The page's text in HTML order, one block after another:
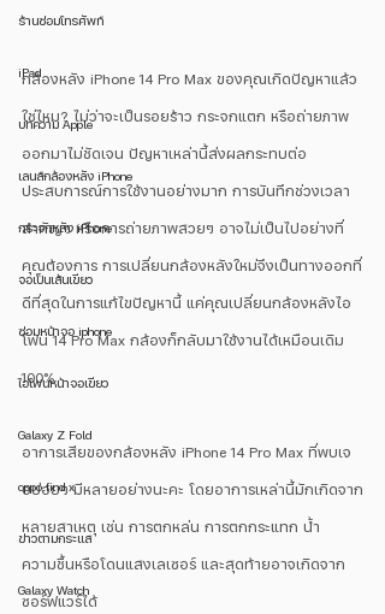
ร้านซ่อมโทรศัพท์
iPad
บทความ Apple
เลนส์กล้องหลัง iPhone
กระจกหลัง iPhone
จอเป็นเส้นเขียว
ซ่อมหน้าจอ iphone
ไอโฟนหน้าจอเขียว
Galaxy Z Fold
oppo find x
ข่าวตามกระแส
Galaxy Watch
กล้องหลัง iPhone 14 Pro Max ของคุณเกิดปัญหาแล้ว
ใช่ไหม? ไม่ว่าจะเป็นรอยร้าว กระจกแตก หรือถ่ายภาพ
ออกมาไม่ชัดเจน ปัญหาเหล่านี้ส่งผลกระทบต่อ
ประสบการณ์การใช้งานอย่างมาก การบันทึกช่วงเวลา
สำคัญๆ หรือการถ่ายภาพสวยๆ อาจไม่เป็นไปอย่างที่
คุณต้องการ การเปลี่ยนกล้องหลังใหม่จึงเป็นทางออกที่
ดีที่สุดในการแก้ไขปัญหานี้ แค่คุณเปลี่ยนกล้องหลังไอ
โฟน 14 Pro Max กล้องก็กลับมาใช้งานได้เหมือนเดิม
100%
อาการเสียของกล้องหลัง iPhone 14 Pro Max ที่พบเจ
อบ่อยๆ มีหลายอย่างนะคะ โดยอาการเหล่านี้มักเกิดจาก
หลายสาเหตุ เช่น การตกหล่น การตกกระแทก น้ำ
ความชื้นหรือโดนแสงเลเซอร์ และสุดท้ายอาจเกิดจาก
ซอร์ฟแวร์ได้